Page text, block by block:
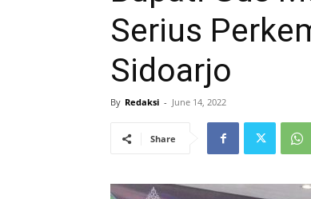
Serius
Sidoarjo
By Redaksi - June 14, 2022
Share